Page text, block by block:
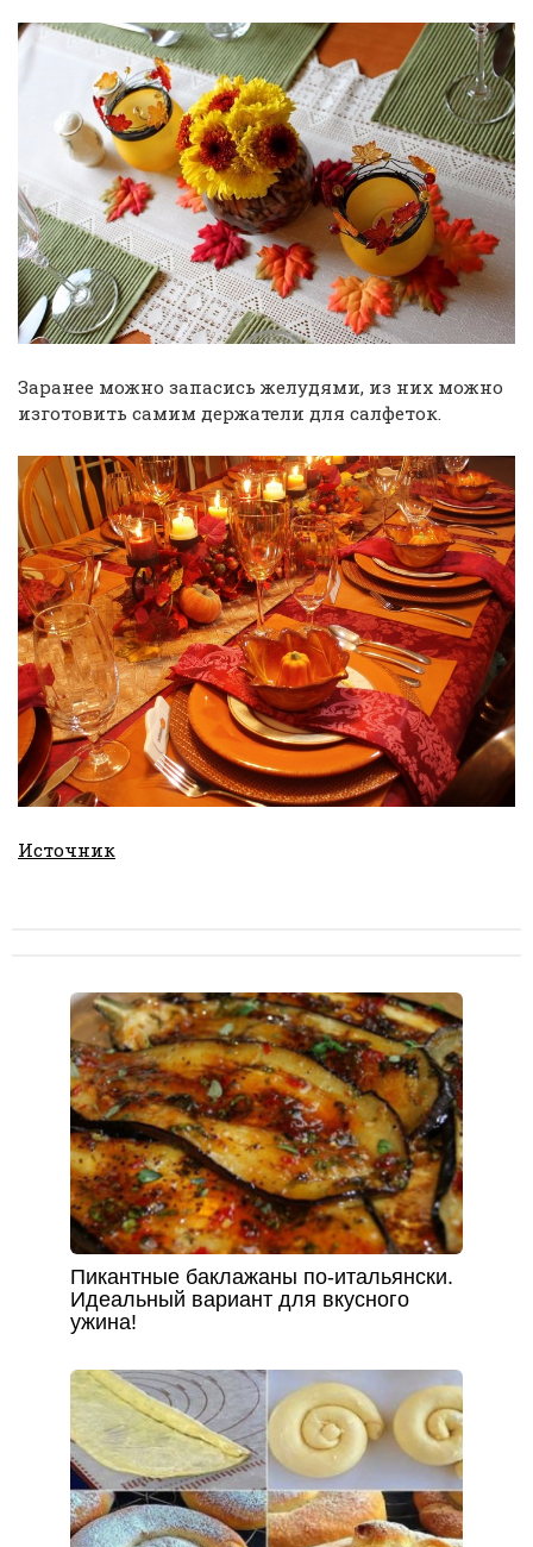
Заранее можно запасись желудями, из них можно
изготовить самим держатели для салфеток.
Источник
Пикантные баклажаны по-итальянски.
Идеальный вариант для вкусного
ужина!